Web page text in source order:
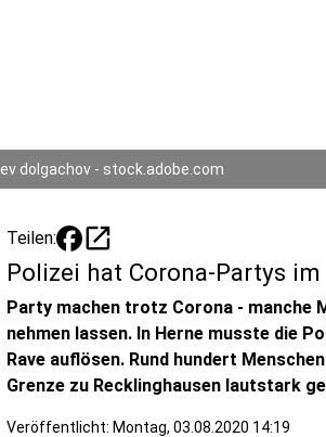
lev dolgachov - stock.adobe.com
Teilen: open_in_new
Polizei hat Corona-Partys
Party machen trotz Corona - manche
nehmen lassen. In Herne musste die
Rave auflösen. Rund hundert
Grenze zu Recklinghausen lautstark
Veröffentlicht: Montag, 03.08.2020 14:19